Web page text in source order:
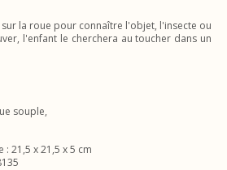
la roue pour connaître l'objet, l'insecte ou
l'enfant le cherchera au toucher dans un
souple,
21,5 x 21,5 x 5 cm